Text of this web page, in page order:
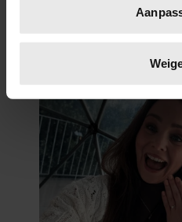
scannen op specifieke
verwerkt en stel uw
intrekken in de
We gebruiken cookies om
personaliseren, om functies
en om ons websiteverkeer te
informatie over uw gebruik
partners voor social media,